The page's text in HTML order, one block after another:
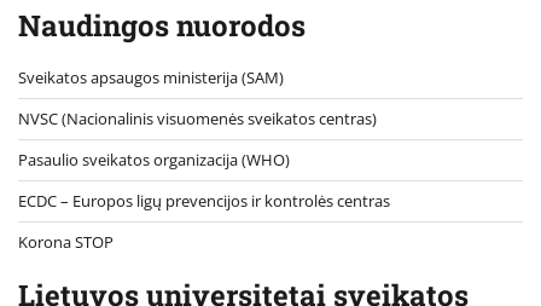
Naudingos nuorodos
Sveikatos apsaugos ministerija (SAM)
NVSC (Nacionalinis visuomenės sveikatos centras)
Pasaulio sveikatos organizacija (WHO)
ECDC – Europos ligų prevencijos ir kontrolės centras
Korona STOP
Lietuvos universitetai sveikatos